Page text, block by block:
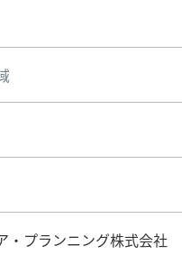
・プランニング株式会社